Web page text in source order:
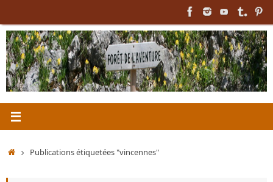
au
contenu
AccueilPublications étiquetées "vincennes"